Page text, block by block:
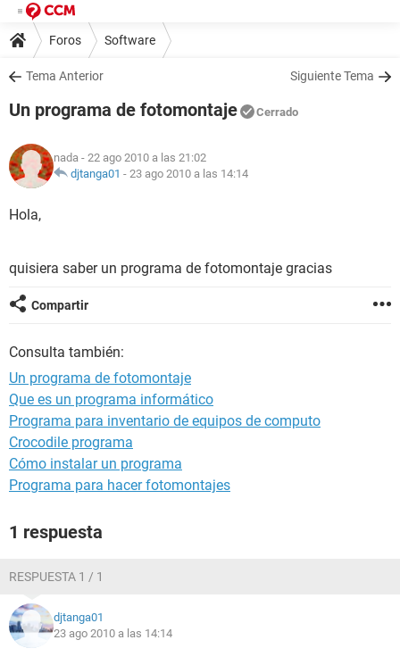
Foros Software
Tema Anterior Siguiente Tema
Un programa de fotomontaje Cerrado
nada - 22 ago 2010 a las 21:02
djtanga01 - 23 ago 2010 a las 14:14
Hola,
quisiera saber un programa de fotomontaje gracias
Compartir
Consulta también:
Un programa de fotomontaje
Que es un programa informático
Programa para inventario de equipos de computo
Crocodile programa
Cómo instalar un programa
Programa para hacer fotomontajes
1 respuesta
RESPUESTA 1 / 1
djtanga01
23 ago 2010 a las 14:14